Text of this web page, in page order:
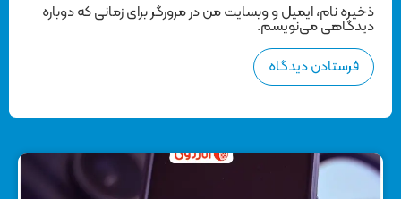
ذخیره نام، ایمیل و وبسایت من در مرورگر برای زمانی که دوباره
دیدگاهی می‌نویسم.